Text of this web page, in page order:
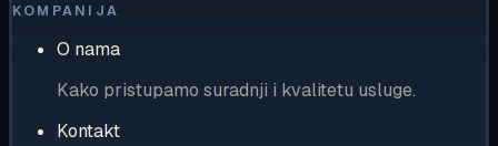
KOMPANIJA
O nama
Kako pristupamo suradnji i kvalitetu usluge.
Kontakt